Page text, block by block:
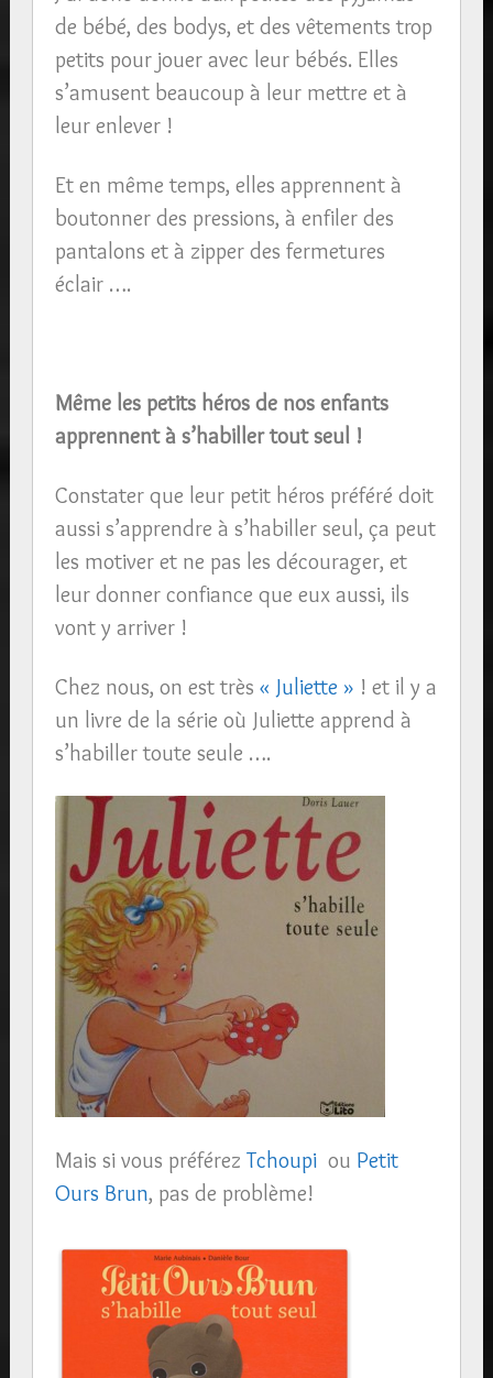
de bébé, des bodys, et des vêtements trop
petits pour jouer avec leur bébés. Elles
s’amusent beaucoup à leur mettre et à
leur enlever !
Et en même temps, elles apprennent à
boutonner des pressions, à enfiler des
pantalons et à zipper des fermetures
éclair ….
Même les petits héros de nos enfants
apprennent à s’habiller tout seul !
Constater que leur petit héros préféré doit
aussi s’apprendre à s’habiller seul, ça peut
les motiver et ne pas les décourager, et
leur donner confiance que eux aussi, ils
vont y arriver !
Chez nous, on est très « Juliette » ! et il y a
un livre de la série où Juliette apprend à
s’habiller toute seule ….
Mais si vous préférez Tchoupi ou Petit
Ours Brun, pas de problème!